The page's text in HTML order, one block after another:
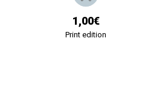
1,00€
Print edition